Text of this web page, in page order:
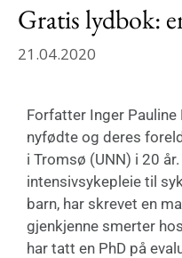
Gratis lydbok:
21.04.2020
Forfatter Inger
nyfødte og deres
i Tromsø (UNN) i 20
intensivsykepleie til
barn, har skrevet en
gjenkjenne smerter
har tatt en PhD på